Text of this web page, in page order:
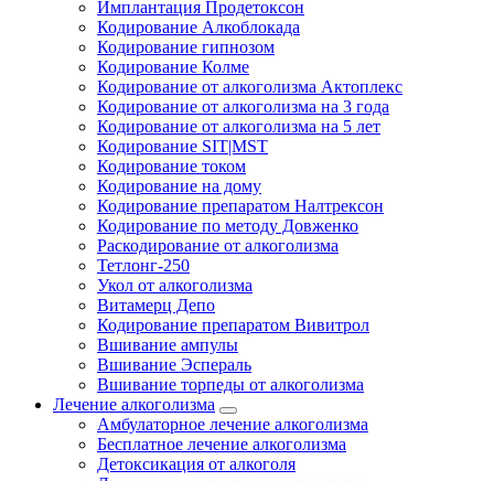
Имплантация Продетоксон
Кодирование Алкоблокада
Кодирование гипнозом
Кодирование Колме
Кодирование от алкоголизма Актоплекс
Кодирование от алкоголизма на 3 года
Кодирование от алкоголизма на 5 лет
Кодирование SIT|MST
Кодирование током
Кодирование на дому
Кодирование препаратом Налтрексон
Кодирование по методу Довженко
Раскодирование от алкоголизма
Тетлонг-250
Укол от алкоголизма
Витамерц Депо
Кодирование препаратом Вивитрол
Вшивание ампулы
Вшивание Эспераль
Вшивание торпеды от алкоголизма
Лечение алкоголизма
Амбулаторное лечение алкоголизма
Бесплатное лечение алкоголизма
Детоксикация от алкоголя